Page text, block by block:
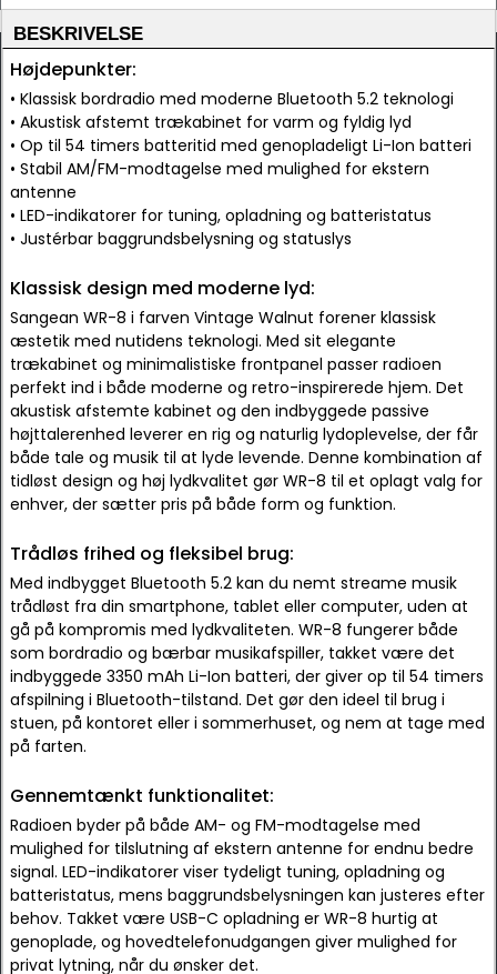
BESKRIVELSE
Højdepunkter:
• Klassisk bordradio med moderne Bluetooth 5.2 teknologi
• Akustisk afstemt trækabinet for varm og fyldig lyd
• Op til 54 timers batteritid med genopladeligt Li-Ion batteri
• Stabil AM/FM-modtagelse med mulighed for ekstern
antenne
• LED-indikatorer for tuning, opladning og batteristatus
• Justérbar baggrundsbelysning og statuslys
Klassisk design med moderne lyd:
Sangean WR-8 i farven Vintage Walnut forener klassisk
æstetik med nutidens teknologi. Med sit elegante
trækabinet og minimalistiske frontpanel passer radioen
perfekt ind i både moderne og retro-inspirerede hjem. Det
akustisk afstemte kabinet og den indbyggede passive
højttalerenhed leverer en rig og naturlig lydoplevelse, der får
både tale og musik til at lyde levende. Denne kombination af
tidløst design og høj lydkvalitet gør WR-8 til et oplagt valg for
enhver, der sætter pris på både form og funktion.
Trådløs frihed og fleksibel brug:
Med indbygget Bluetooth 5.2 kan du nemt streame musik
trådløst fra din smartphone, tablet eller computer, uden at
gå på kompromis med lydkvaliteten. WR-8 fungerer både
som bordradio og bærbar musikafspiller, takket være det
indbyggede 3350 mAh Li-Ion batteri, der giver op til 54 timers
afspilning i Bluetooth-tilstand. Det gør den ideel til brug i
stuen, på kontoret eller i sommerhuset, og nem at tage med
på farten.
Gennemtænkt funktionalitet:
Radioen byder på både AM- og FM-modtagelse med
mulighed for tilslutning af ekstern antenne for endnu bedre
signal. LED-indikatorer viser tydeligt tuning, opladning og
batteristatus, mens baggrundsbelysningen kan justeres efter
behov. Takket være USB-C opladning er WR-8 hurtig at
genoplade, og hovedtelefonudgangen giver mulighed for
privat lytning, når du ønsker det.